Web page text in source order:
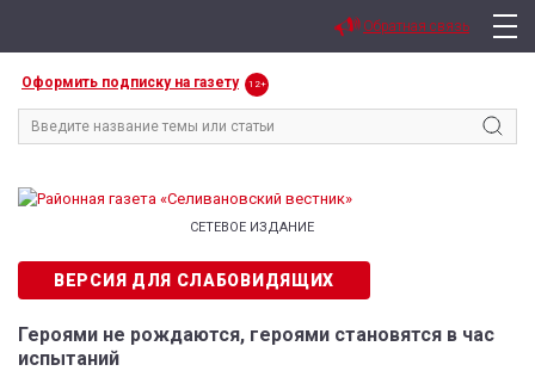
Оформить подписку на газету 12+
СЕТЕВОЕ ИЗДАНИЕ
ВЕРСИЯ ДЛЯ СЛАБОВИДЯЩИХ
Обратная связь
Героями не рождаются, героями становятся в час
испытаний